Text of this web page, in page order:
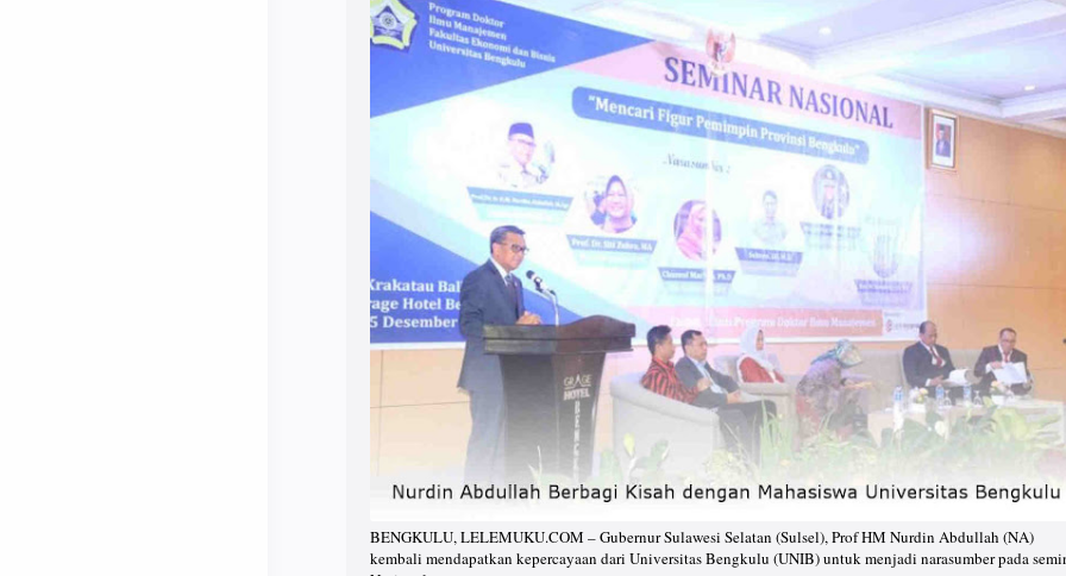
BENGKULU, LELEMUKU.COM – Gubernur Sulawesi Selatan (Sulsel), Prof HM Nurdin Abdullah (NA)
kembali mendapatkan kepercayaan dari Universitas Bengkulu (UNIB) untuk menjadi narasumber pada